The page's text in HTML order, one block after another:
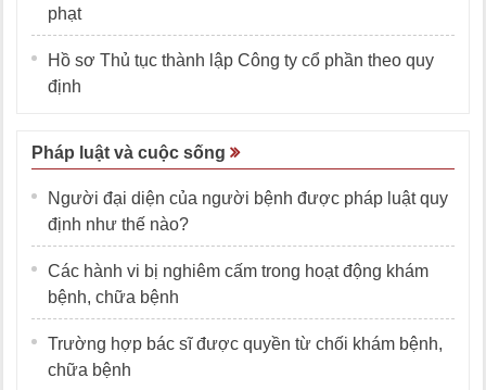
phạt
Hồ sơ Thủ tục thành lập Công ty cổ phần theo quy
định
Pháp luật và cuộc sống
Người đại diện của người bệnh được pháp luật quy
định như thế nào?
Các hành vi bị nghiêm cấm trong hoạt động khám
bệnh, chữa bệnh
Trường hợp bác sĩ được quyền từ chối khám bệnh,
chữa bệnh